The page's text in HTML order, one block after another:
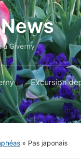
à Giverny
Excursion
» Pas japonais